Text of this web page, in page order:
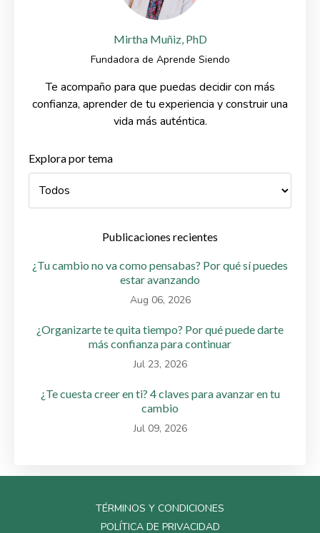
Mirtha Muñiz, PhD
Fundadora de Aprende Siendo
Te acompaño para que puedas decidir con más
confianza, aprender de tu experiencia y construir una
vida más auténtica.
Explora por tema
Publicaciones recientes
¿Tu cambio no va como pensabas? Por qué sí puedes
estar avanzando
Aug 06, 2026
¿Organizarte te quita tiempo? Por qué puede darte
más confianza para continuar
Jul 23, 2026
¿Te cuesta creer en ti? 4 claves para avanzar en tu
cambio
Jul 09, 2026
TÉRMINOS Y CONDICIONES
POLÍTICA DE PRIVACIDAD